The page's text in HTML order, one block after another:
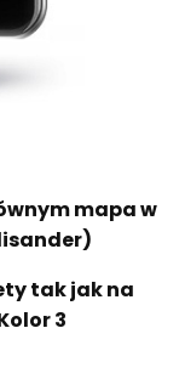
mapa w
tak jak na
3